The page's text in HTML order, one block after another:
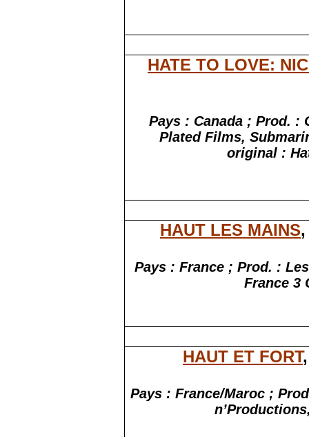
HATE TO LOVE:
Pays : Canada ; Prod. :
Plated Films,
original :
HAUT LES MAINS
Pays : France ; Prod. :
France 3
HAUT ET FORT
Pays : France/Maroc ;